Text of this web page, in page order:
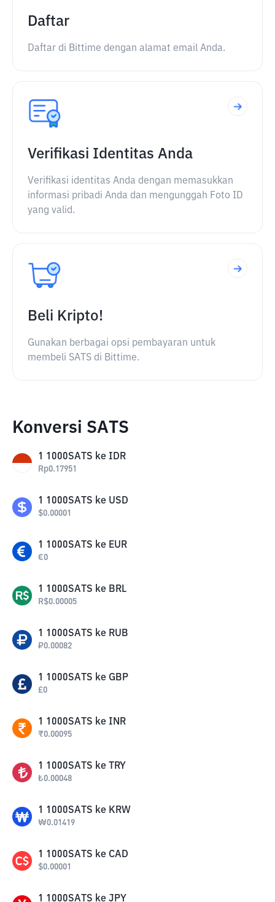
Daftar
Daftar di Bittime dengan alamat email Anda.
Verifikasi Identitas Anda
Verifikasi identitas Anda dengan memasukkan
informasi pribadi Anda dan mengunggah Foto ID
yang valid.
Beli Kripto!
Gunakan berbagai opsi pembayaran untuk
membeli SATS di Bittime.
Konversi SATS
1 1000SATS ke IDR
Rp0.17951
1 1000SATS ke USD
$0.00001
1 1000SATS ke EUR
€0
1 1000SATS ke BRL
R$0.00005
1 1000SATS ke RUB
₽0.00082
1 1000SATS ke GBP
£0
1 1000SATS ke INR
₹0.00095
1 1000SATS ke TRY
₺0.00048
1 1000SATS ke KRW
₩0.01419
1 1000SATS ke CAD
$0.00001
1 1000SATS ke JPY